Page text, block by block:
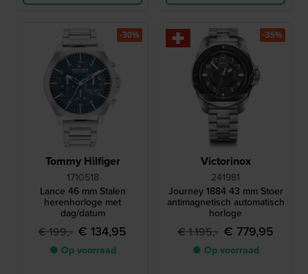
Tommy Hilfiger
1710518
Lance 46 mm Stalen
herenhorloge met
dag/datum
€ 199,- € 134,95
● Op voorraad
-30%
Victorinox
241981
Journey 1884 43 mm Stoer
antimagnetisch automatisch
horloge
€ 1.195,- € 779,95
● Op voorraad
-35%